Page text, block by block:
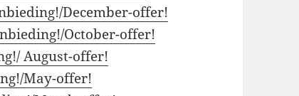
December-offer!
October-offer!
August-offer!
May-offer!